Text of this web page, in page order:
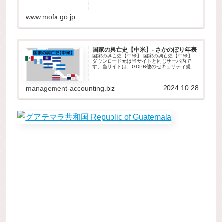
www.mofa.go.jp
国家の興亡史【中米】- さかのぼり年表
国家の興亡史【中米】 国家の興亡史【中米】
ダウンロード元は当サイトと同じサーバ内で
す。当サイトは、GDPR他のセキュリティ規則
management-accounting.biz 2024.10.28